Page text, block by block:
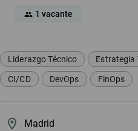
group 1 vacante
Liderazgo Técnico Estrategia
CI/CD DevOps FinOps
Madrid